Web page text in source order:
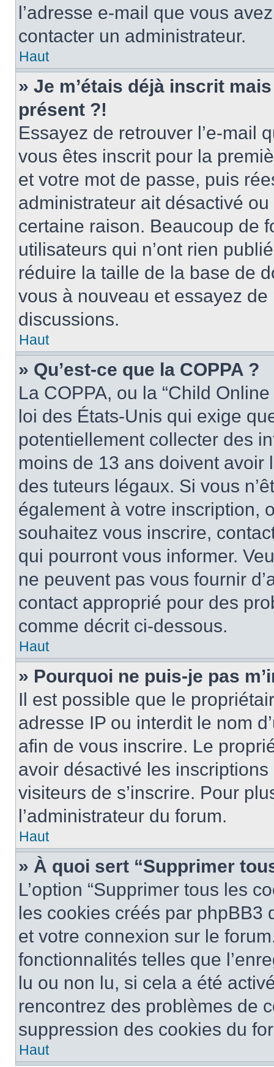
l’adresse e-mail que vous
contacter un administrateur.
Haut
» Je m’étais déjà inscrit
présent ?!
Essayez de retrouver l’e-mail
vous êtes inscrit pour la
et votre mot de passe, puis
administrateur ait désactivé
certaine raison. Beaucoup de
utilisateurs qui n’ont rien
réduire la taille de la base de
vous à nouveau et essayez
discussions.
Haut
» Qu’est-ce que la COPPA ?
La COPPA, ou la “Child
loi des États-Unis qui exige
potentiellement collecter des
moins de 13 ans doivent
des tuteurs légaux. Si vous
également à votre inscription,
souhaitez vous inscrire,
qui pourront vous informer.
ne peuvent pas vous fournir
contact approprié pour des
comme décrit ci-dessous.
Haut
» Pourquoi ne puis-je pas
Il est possible que le
adresse IP ou interdit le nom
afin de vous inscrire. Le
avoir désactivé les
visiteurs de s’inscrire. Pour
l’administrateur du forum.
Haut
» À quoi sert “Supprimer
L’option “Supprimer tous les
les cookies créés par phpBB3
et votre connexion sur le
fonctionnalités telles que
lu ou non lu, si cela a été
rencontrez des problèmes de
suppression des cookies du
Haut